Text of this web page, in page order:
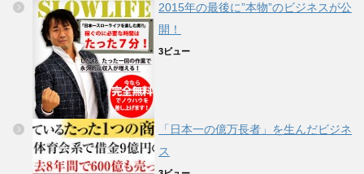
2015年の最後に”本物”のビジネスが公
開！
3ビュー
「日本一の億万長者」を生んだビジネ
ス